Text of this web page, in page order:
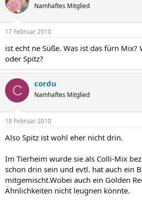
Namhaftes Mitglied
17 Februar 2010
ist echt ne Süße. Was ist das fürn Mix?
oder Spitz?
C cordu
Namhaftes Mitglied
18 Februar 2010
Also Spitz ist wohl eher nicht drin.
Im Tierheim wurde sie als Colli-Mix
schon drin sein und evtl. hat auch ein
mitgemischt.Wobei auch ein Golden
Ähnlichkeiten nicht leugnen könnte.